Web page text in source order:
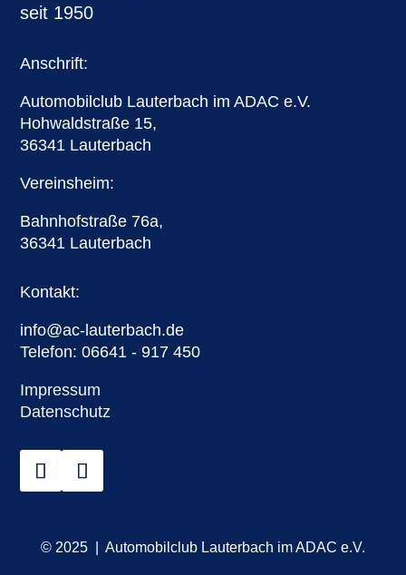
seit 1950
Anschrift:
Automobilclub Lauterbach im ADAC e.V.
Hohwaldstraße 15,
36341 Lauterbach
Vereinsheim:
Bahnhofstraße 76a,
36341 Lauterbach
Kontakt:
info@ac-lauterbach.de
Telefon: 06641 - 917 450
Impressum
Datenschutz
© 2025 | Automobilclub Lauterbach im ADAC e.V.